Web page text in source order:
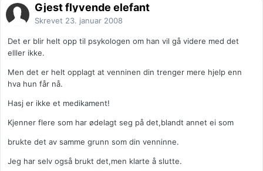
Gjest flyvende elefant
Skrevet 23. januar 2008
Det er blir helt opp til psykologen om han vil gå videre med det
elller ikke.
Men det er helt opplagt at venninen din trenger mere hjelp enn
hva hun får nå.
Hasj er ikke et medikament!
Kjenner flere som har ødelagt seg på det,blandt annet ei som
brukte det av samme grunn som din venninne.
Jeg har selv også brukt det,men klarte å slutte.